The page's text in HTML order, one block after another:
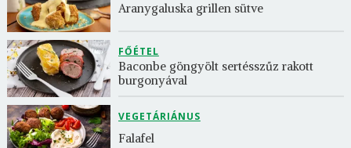
Aranygaluska grillen sütve
FŐÉTEL
Baconbe göngyölt sertésszűz rakott
burgonyával
VEGETÁRIÁNUS
Falafel